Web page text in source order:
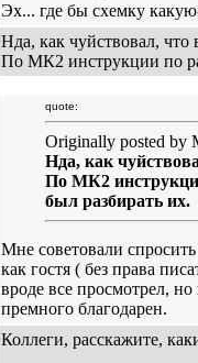
Эх... где бы схемку
Нда, как чуйствовал, что
По МК2 инструкции по
quote:
Originally posted by
Нда, как
По МК2
был разбирать их.
Мне советовали
как гостя ( без права
вроде все просмотрел,
премного благодарен.
Коллеги, расскажите,